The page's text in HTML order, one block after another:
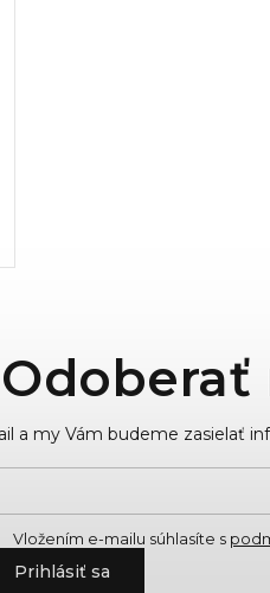
a my Vám budeme zasielať
Vložením e-mailu súhlasíte s
Prihlásiť sa